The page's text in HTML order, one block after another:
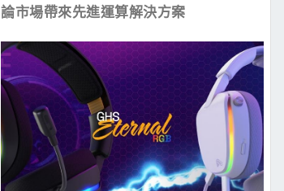
論市場帶來先進運算解決方案